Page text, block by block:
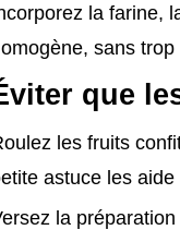
la farine,
sans trop
que
les fruits
astuce les
la